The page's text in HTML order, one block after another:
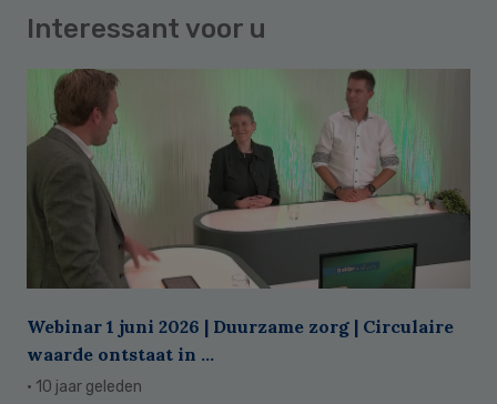
Interessant voor u
Webinar 1 juni 2026 | Duurzame zorg | Circulaire
waarde ontstaat in ...
· 10 jaar geleden